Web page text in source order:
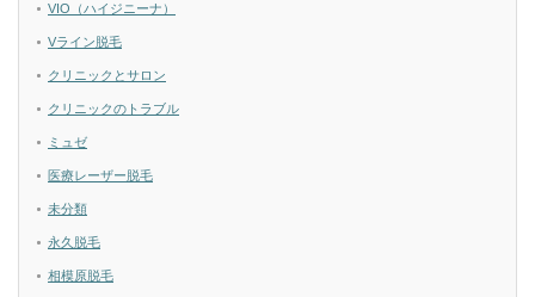
VIO（ハイジニーナ）
Vライン脱毛
クリニックとサロン
クリニックのトラブル
ミュゼ
医療レーザー脱毛
未分類
永久脱毛
相模原脱毛